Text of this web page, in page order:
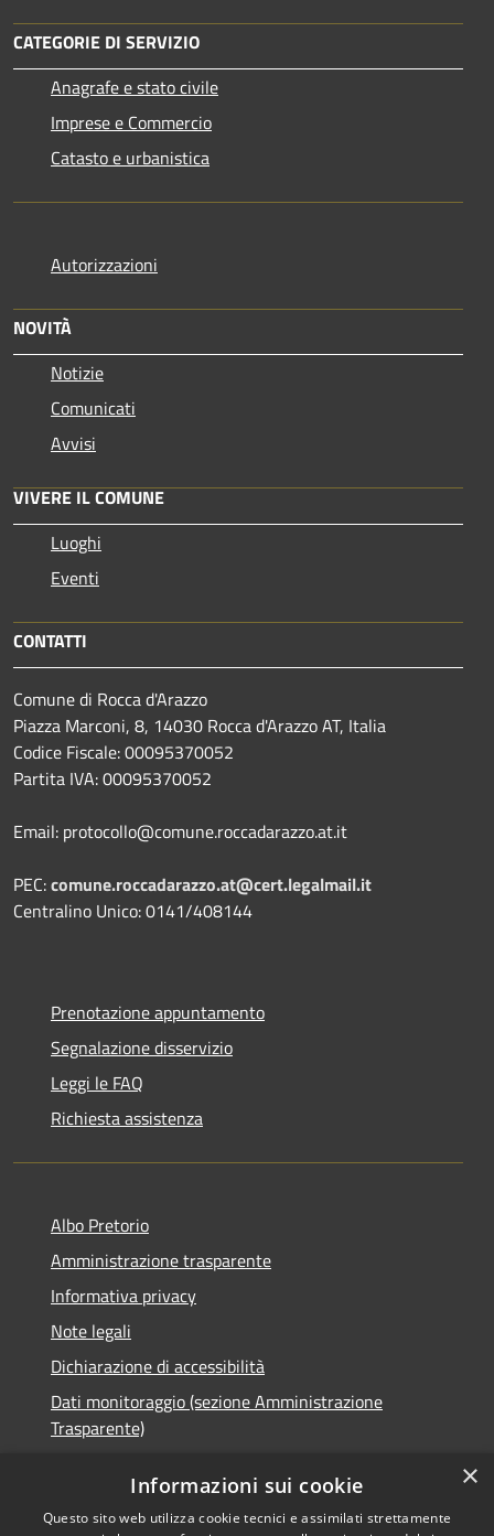
CATEGORIE DI SERVIZIO
Anagrafe e stato civile
Imprese e Commercio
Catasto e urbanistica
Autorizzazioni
NOVITÀ
Notizie
Comunicati
Avvisi
VIVERE IL COMUNE
Luoghi
Eventi
CONTATTI
Comune di Rocca d'Arazzo
Piazza Marconi, 8, 14030 Rocca d'Arazzo AT, Italia
Codice Fiscale: 00095370052
Partita IVA: 00095370052
Email: protocollo@comune.roccadarazzo.at.it
PEC:comune.roccadarazzo.at@cert.legalmail.it
Centralino Unico: 0141/408144
Prenotazione appuntamento
Segnalazione disservizio
Leggi le FAQ
Richiesta assistenza
Albo Pretorio
Amministrazione trasparente
Informativa privacy
Note legali
Dichiarazione di accessibilità
Dati monitoraggio (sezione Amministrazione
Trasparente)
×
Informazioni sui cookie
Questo sito web utilizza cookie tecnici e assimilati strettamente